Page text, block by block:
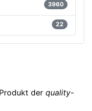
3960
22
der quality-